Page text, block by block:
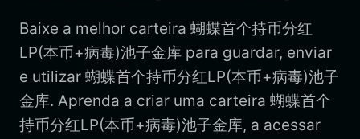
Baixe a melhor carteira 蝴蝶首个持币分红
LP(本币+病毒)池子金库 para guardar, enviar
e utilizar 蝴蝶首个持币分红LP(本币+病毒)池子
金库. Aprenda a criar uma carteira 蝴蝶首个
持币分红LP(本币+病毒)池子金库, a acessar